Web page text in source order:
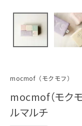
mocmof（モクモフ）
mocmof（モク
ルマルチ